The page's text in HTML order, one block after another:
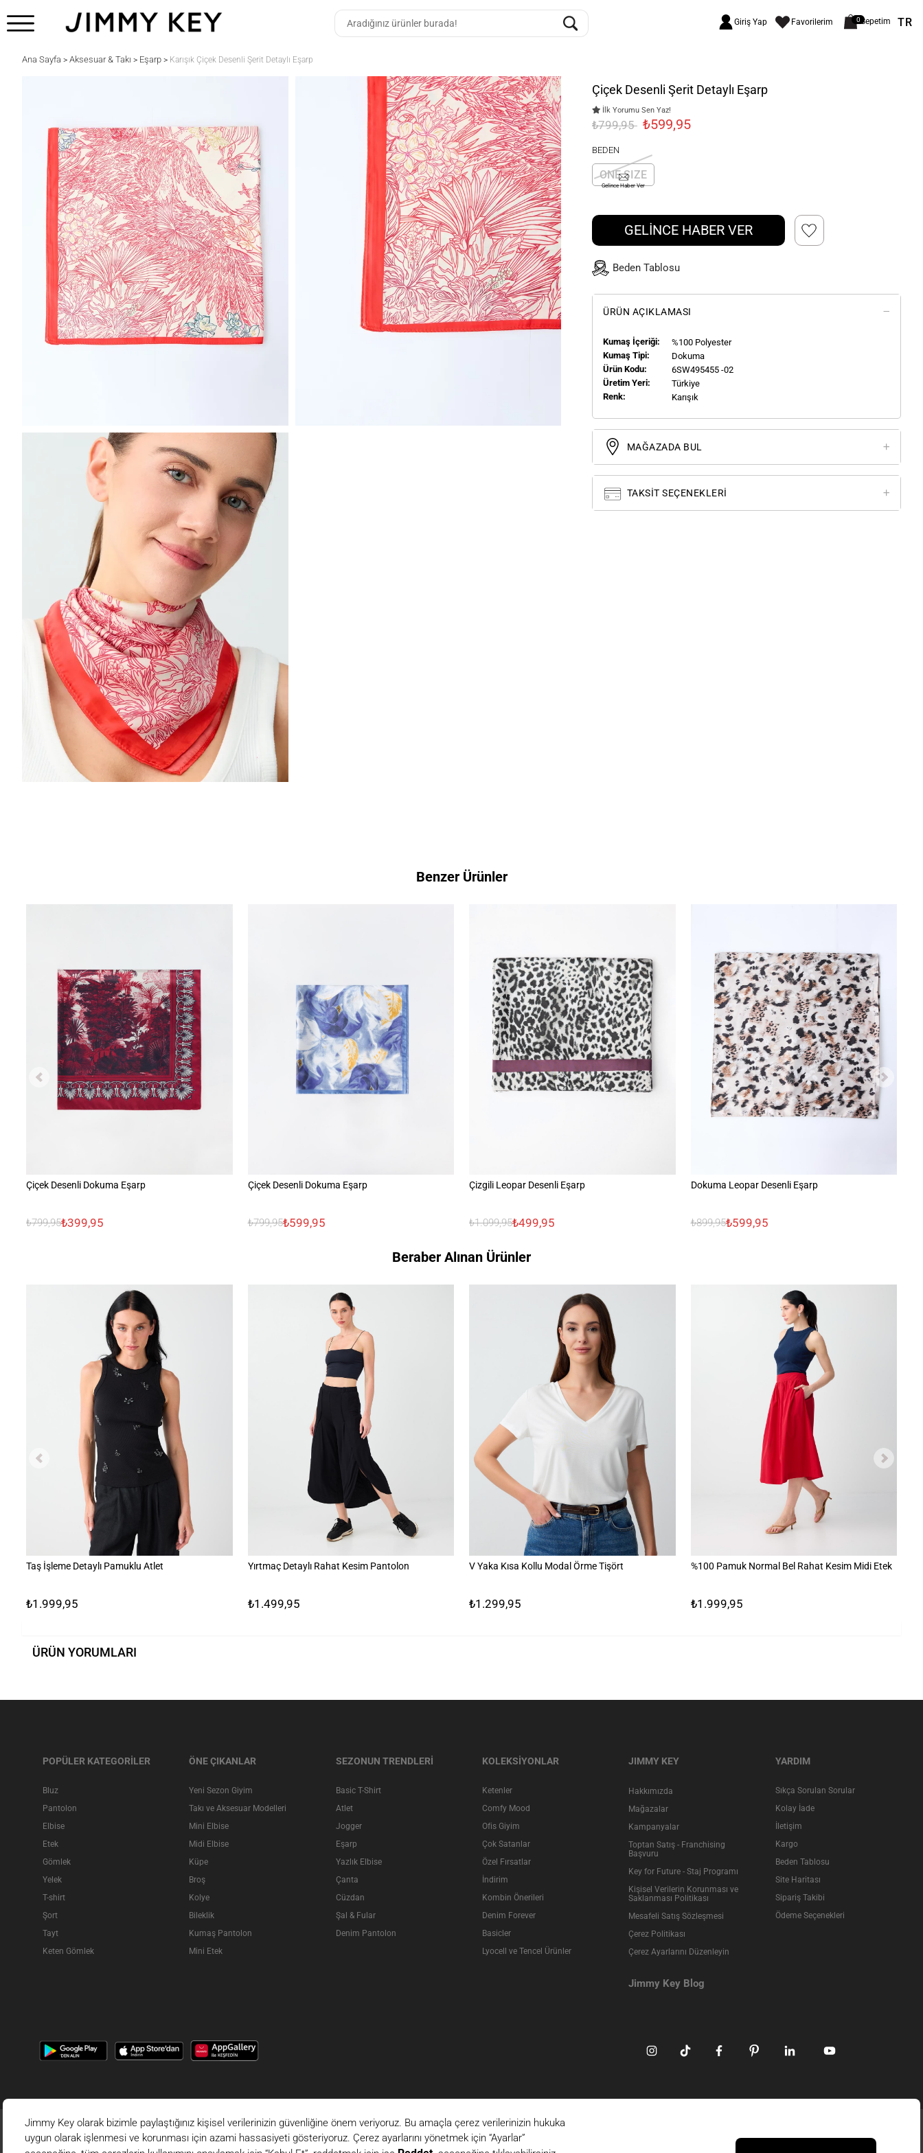
Giriş Yap Favorilerim 0Sepetim TR
Ana Sayfa > Aksesuar & Takı > Eşarp > Karışık Çiçek Desenli Şerit Detaylı Eşarp
Çiçek Desenli Şerit Detaylı Eşarp
İlk Yorumu Sen Yaz!
₺799,95 ₺599,95
BEDEN
ONE SIZE
Gelince Haber Ver
GELİNCE HABER VER
Beden Tablosu
ÜRÜN AÇIKLAMASI
Kumaş İçeriği:
%100 Polyester
Kumaş Tipi:
Dokuma
Ürün Kodu:
6SW495455 -02
Üretim Yeri:
Türkiye
Renk:
Karışık
MAĞAZADA BUL
TAKSIT SEÇENEKLERI
Benzer Ürünler
Çiçek Desenli Dokuma Eşarp
₺799,95₺399,95
Çiçek Desenli Dokuma Eşarp
₺799,95₺599,95
Çizgili Leopar Desenli Eşarp
₺1.099,95₺499,95
Dokuma Leopar Desenli Eşarp
₺899,95₺599,95
Beraber Alınan Ürünler
Taş İşleme Detaylı Pamuklu Atlet
₺1.999,95
Yırtmaç Detaylı Rahat Kesim Pantolon
₺1.499,95
V Yaka Kısa Kollu Modal Örme Tişört
₺1.299,95
%100 Pamuk Normal Bel Rahat Kesim Midi Etek
₺1.999,95
ÜRÜN YORUMLARI
POPÜLER KATEGORİLER
Bluz
Pantolon
Elbise
Etek
Gömlek
Yelek
T-shirt
Şort
Tayt
Keten Gömlek
ÖNE ÇIKANLAR
Yeni Sezon Giyim
Takı ve Aksesuar Modelleri
Mini Elbise
Midi Elbise
Küpe
Broş
Kolye
Bileklik
Kumaş Pantolon
Mini Etek
SEZONUN TRENDLERİ
Basic T-Shirt
Atlet
Jogger
Eşarp
Yazlık Elbise
Çanta
Cüzdan
Şal & Fular
Denim Pantolon
KOLEKSİYONLAR
Ketenler
Comfy Mood
Ofis Giyim
Çok Satanlar
Özel Fırsatlar
İndirim
Kombin Önerileri
Denim Forever
Basicler
Lyocell ve Tencel Ürünler
JIMMY KEY
Hakkımızda
Mağazalar
Kampanyalar
Toptan Satış - Franchising
Başvuru
Key for Future - Staj Programı
Kişisel Verilerin Korunması ve
Saklanması Politikası
Mesafeli Satış Sözleşmesi
Çerez Politikası
Çerez Ayarlarını Düzenleyin
Jimmy Key Blog
YARDIM
Sıkça Sorulan Sorular
Kolay İade
İletişim
Kargo
Beden Tablosu
Site Haritası
Sipariş Takibi
Ödeme Seçenekleri